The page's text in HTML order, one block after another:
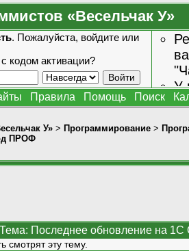
«Весельчак У»
. Пожалуйста, войдите или
кодом активации?
У
Правила Помощь Поиск
У» > Программирование >
ПРОФ
Тема: Последнее обновление на
смотрят эту тему.